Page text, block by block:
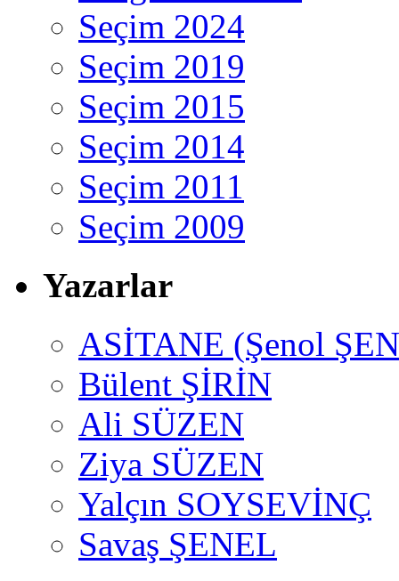
Seçim 2024
Seçim 2019
Seçim 2015
Seçim 2014
Seçim 2011
Seçim 2009
Yazarlar
ASİTANE (Şenol
Bülent ŞİRİN
Ali SÜZEN
Ziya SÜZEN
Yalçın SOYSEVİNÇ
Savaş ŞENEL